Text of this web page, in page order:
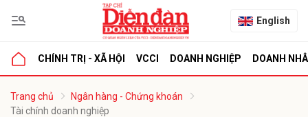
English
CHÍNH TRỊ - XÃ HỘI VCCI DOANH NGHIỆP DOANH
Trang chủ
Ngân hàng - Chứng khoán
Tài chính doanh nghiệp
luận